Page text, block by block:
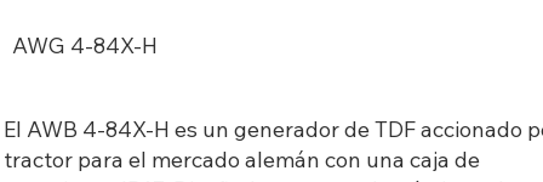
AWG 4-84X-H
El AWB 4-84X-H es un generador de TDF accionado
tractor para el mercado alemán con una caja de